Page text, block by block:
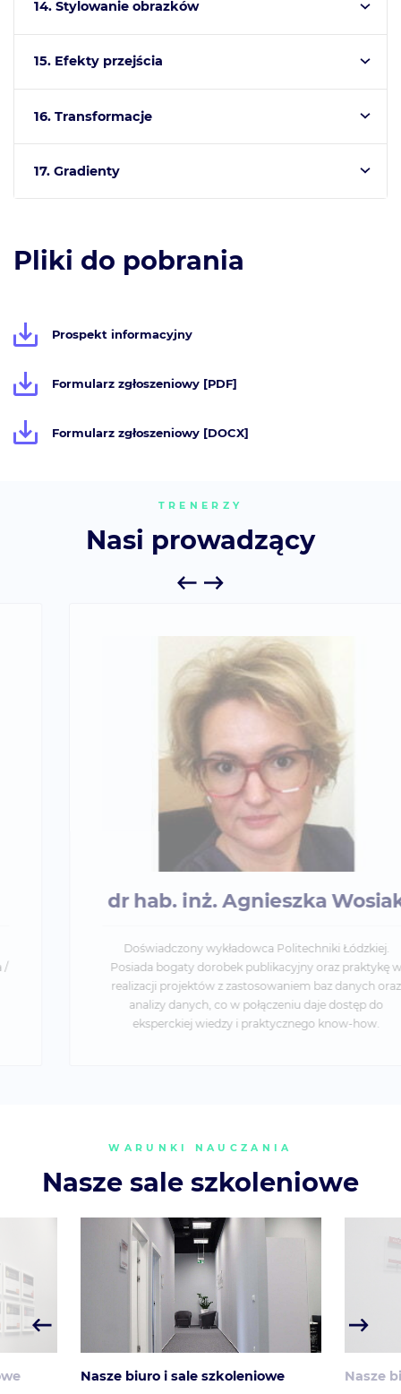
14. Stylowanie obrazków
15. Efekty przejścia
16. Transformacje
17. Gradienty
Pliki do pobrania
Prospekt informacyjny
Formularz zgłoszeniowy [PDF]
Formularz zgłoszeniowy [DOCX]
TRENERZY
Nasi prowadzący
dr hab. inż. Agnieszka Wosiak
Doświadczony wykładowca Politechniki Łódzkiej.
Posiada bogaty dorobek publikacyjny oraz praktykę w
realizacji projektów z zastosowaniem baz danych oraz
analizy danych, co w połączeniu daje dostęp do
eksperckiej wiedzy i praktycznego know-how.
WARUNKI NAUCZANIA
Nasze sale szkoleniowe
Nasze biuro i sale szkoleniowe Nasze